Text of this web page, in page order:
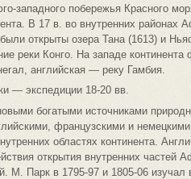
западного побережья Красного
В 17 в. во внутренних районах
открыты озера Тана (1613) и
реки Конго. На западе континента
английская — реку Гамбия.
— экспедиции 18-20 вв.
богатыми источниками
французскими и немецкими
областях континента.
открытия внутренних частей
М. Парк в 1795-97 и 1805-06 изучал